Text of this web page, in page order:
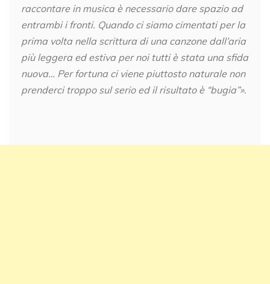
raccontare in musica è necessario dare spazio ad
entrambi i fronti. Quando ci siamo cimentati per la
prima volta nella scrittura di una canzone dall’aria
più leggera ed estiva per noi tutti è stata una sfida
nuova… Per fortuna ci viene piuttosto naturale non
prenderci troppo sul serio ed il risultato è “bugia”».